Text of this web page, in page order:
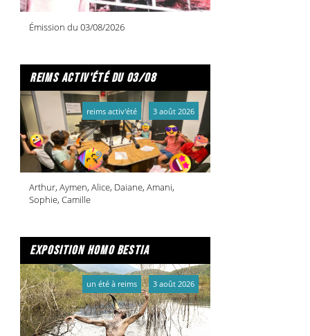
Émission du 03/08/2026
reims activ'été du 03/08
Arthur, Aymen, Alice, Daiane, Amani,
Sophie, Camille
reims activ'été 3 août 2026
exposition homo bestia
un été à reims 3 août 2026